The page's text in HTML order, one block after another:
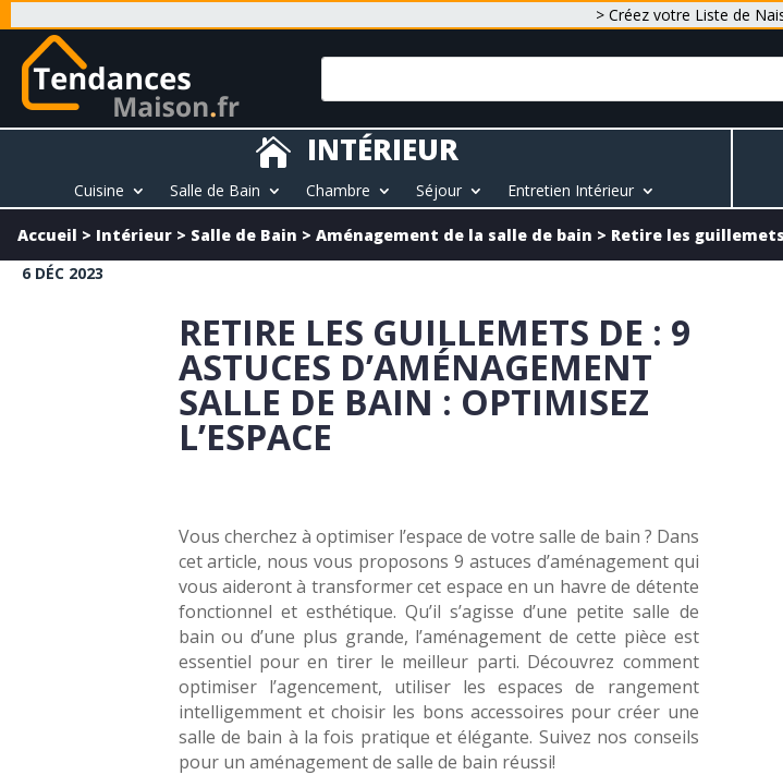
> Créez votre Liste de
 INTÉRIEUR
Cuisine Salle de Bain Chambre Séjour Entretien Intérieur
Accueil > Intérieur > Salle de Bain > Aménagement de la salle de bain > Retire les
6 DÉC 2023
RETIRE LES GUILLEMETS DE : 9
ASTUCES D’AMÉNAGEMENT
SALLE DE BAIN : OPTIMISEZ
L’ESPACE
Vous cherchez à optimiser l’espace de votre salle de bain ? Dans
cet article, nous vous proposons 9 astuces d’aménagement qui
vous aideront à transformer cet espace en un havre de détente
fonctionnel et esthétique. Qu’il s’agisse d’une petite salle de
bain ou d’une plus grande, l’aménagement de cette pièce est
essentiel pour en tirer le meilleur parti. Découvrez comment
optimiser l’agencement, utiliser les espaces de rangement
intelligemment et choisir les bons accessoires pour créer une
salle de bain à la fois pratique et élégante. Suivez nos conseils
pour un aménagement de salle de bain réussi!